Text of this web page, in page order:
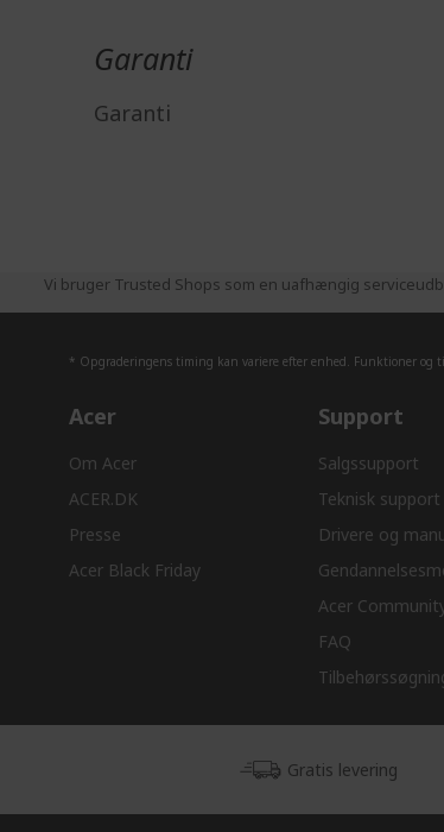
Garanti
Garanti
Vi bruger Trusted Shops som en uafhængig
* Opgraderingens timing kan variere efter enhed. Funktioner og
Acer
Om Acer
ACER.DK
Presse
Acer Black Friday
Support
Salgssupport
Teknisk support
Drivere og
Acer
FAQ
Gratis levering